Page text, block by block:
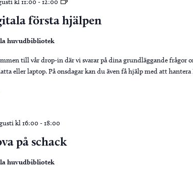
första hjälpen
hjälpen
huvudbibliotek
till vår drop-in där vi svarar på dina grundläggande frågor
eller laptop. På onsdagar kan du även få hjälp med att
på schack
kl 16:00 -18:00
huvudbibliotek